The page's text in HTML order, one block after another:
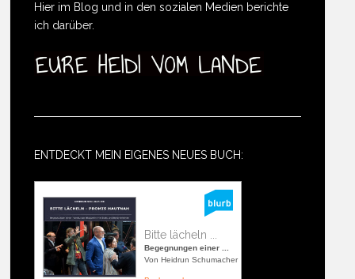
Hier im Blog und in den sozialen Medien berichte
ich darüber.
ENTDECKT MEIN EIGENES NEUES BUCH:
Bitte lächeln ...
Begegnungen einer ...
Von Heidrun Schumacher